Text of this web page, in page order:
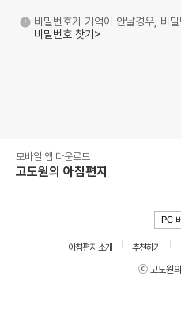
비밀번호가 기억이 안날경우, 비
비밀번호 찾기>
모바일 앱 다운로드
고도원의 아침편지
PC
아침편지 소개 추천하기
ⓒ 고도원의